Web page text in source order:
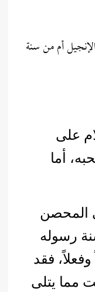
أم من سنة
على
أما
المحصن
رسوله
فقد
مما يتلى